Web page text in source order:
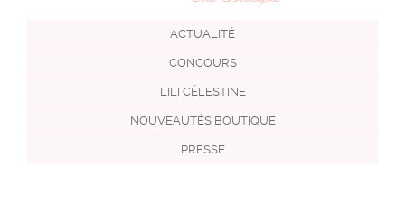
ACTUALITÉ
CONCOURS
LILI CÉLESTINE
NOUVEAUTÉS BOUTIQUE
PRESSE